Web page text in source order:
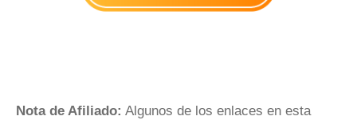
Nota de Afiliado: Algunos de los enlaces en esta